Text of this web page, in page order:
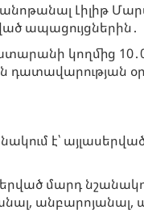
Լիլիթ
ապացույցներին․
կողմից
դատավարության
է՝ այլասերված
մարդ